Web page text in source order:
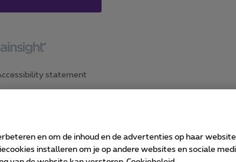
statement
en om de inhoud en de advertenties op haar
installeren om je op andere websites en sociale